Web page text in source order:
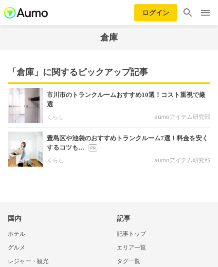
ログイン
倉庫
「倉庫」に関するピックアップ記事
市川市のトランクルームおすすめ10選！コスト重視で厳
選
くらし
aumoアイテム研究部
豊島区や池袋のおすすめトランクルーム7選！料金を安く
するコツも…
くらし
aumoアイテム研究部
国内
ホテル
グルメ
レジャー・観光
記事
記事トップ
エリア一覧
タグ一覧